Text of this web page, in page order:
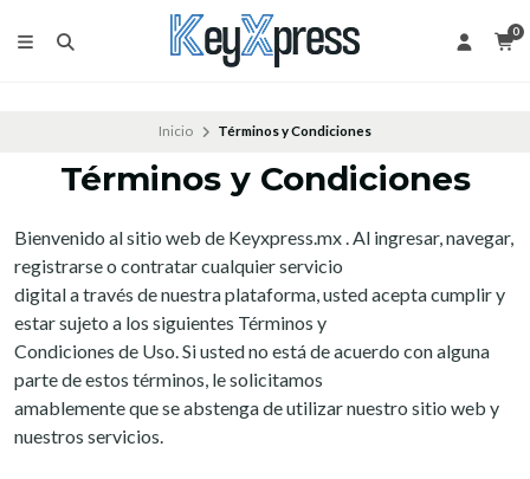
0
Inicio Términos y Condiciones
Términos y Condiciones
Bienvenido al sitio web de Keyxpress.mx . Al ingresar, navegar,
registrarse o contratar cualquier servicio
digital a través de nuestra plataforma, usted acepta cumplir y
estar sujeto a los siguientes Términos y
Condiciones de Uso. Si usted no está de acuerdo con alguna
parte de estos términos, le solicitamos
amablemente que se abstenga de utilizar nuestro sitio web y
nuestros servicios.